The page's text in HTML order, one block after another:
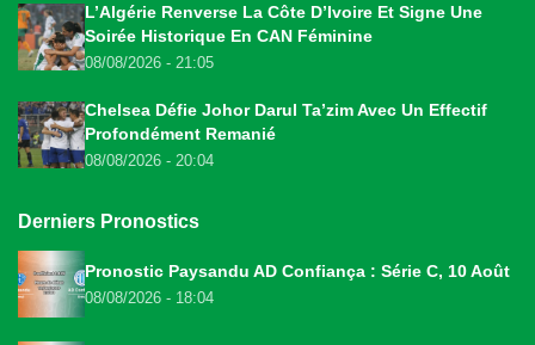
L’Algérie Renverse La Côte D’Ivoire Et Signe Une
Soirée Historique En CAN Féminine
08/08/2026 - 21:05
Chelsea Défie Johor Darul Ta’zim Avec Un Effectif
Profondément Remanié
08/08/2026 - 20:04
Derniers Pronostics
Pronostic Paysandu AD Confiança : Série C, 10 Août
08/08/2026 - 18:04